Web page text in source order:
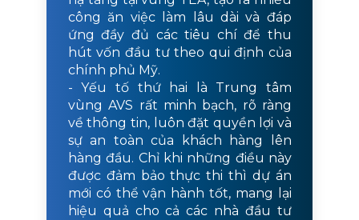
công ăn việc làm lâu dài và đáp
ứng đầy đủ các tiêu chí để thu
hút vốn đầu tư theo qui định của
chính phủ Mỹ.
- Yếu tố thứ hai là Trung tâm
vùng AVS rất minh bạch, rõ ràng
về thông tin, luôn đặt quyền lợi và
sự an toàn của khách hàng lên
hàng đầu. Chỉ khi những điều này
được đảm bảo thực thi thì dự án
mới có thể vận hành tốt, mang lại
hiệu quả cho cả các nhà đầu tư